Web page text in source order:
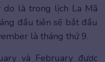
do là trong lịch La Mã
đầu tiên sẽ bắt đầu
là tháng thứ 9.
và February được